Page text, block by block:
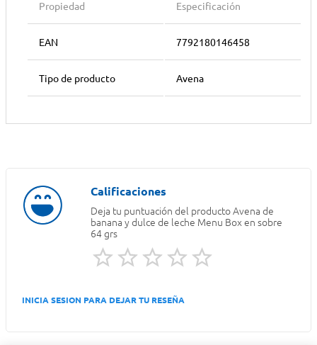
Propiedad Especificación
EAN 7792180146458
Tipo de producto Avena
Deja tu puntuación del producto Avena de
banana y dulce de leche Menu Box en sobre
64 grs
INICIA SESION PARA DEJAR TU RESEÑA